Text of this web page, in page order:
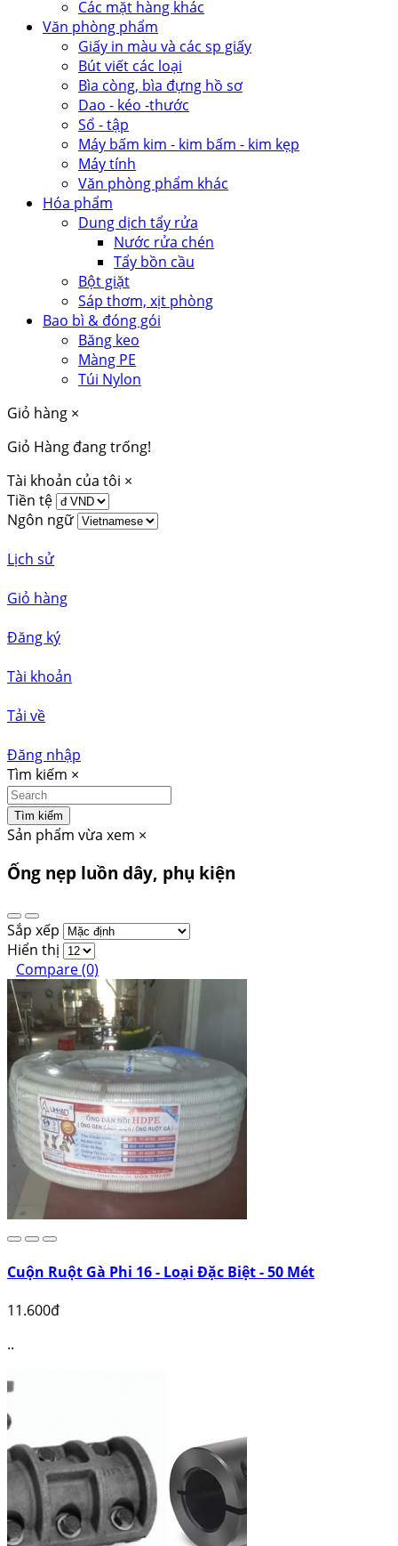
Các mặt hàng khác
Văn phòng phẩm
Giấy in màu và các sp giấy
Bút viết các loại
Bìa còng, bìa đựng hồ sơ
Dao - kéo -thước
Sổ - tập
Máy bấm kim - kim bấm - kim kẹp
Máy tính
Văn phòng phẩm khác
Hóa phẩm
Dung dịch tẩy rửa
Nước rửa chén
Tẩy bồn cầu
Bột giặt
Sáp thơm, xịt phòng
Bao bì & đóng gói
Băng keo
Màng PE
Túi Nylon
Giỏ hàng ×
Giỏ Hàng đang trống!
Tài khoản của tôi ×
Tiền tệ
Ngôn ngữ
Lịch sử
Giỏ hàng
Đăng ký
Tài khoản
Tải về
Đăng nhập
Tìm kiếm ×
Tìm kiếm
Sản phẩm vừa xem ×
Ống nẹp luồn dây, phụ kiện
Sắp xếp
Hiển thị
Compare (0)
Cuộn Ruột Gà Phi 16 - Loại Đặc Biệt - 50 Mét
11.600đ
..